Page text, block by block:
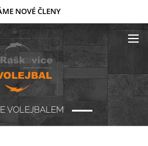
NOVÉ ČLENY
VOLEJBALEM